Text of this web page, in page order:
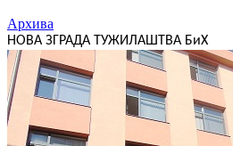
Архива
НОВА ЗГРАДА ТУЖИЛАШТВА БиХ